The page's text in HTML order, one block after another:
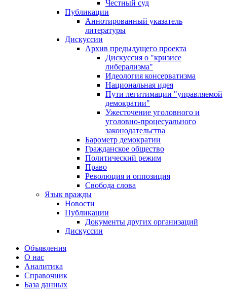
Честный суд
Публикации
Аннотированный указатель
литературы
Дискуссии
Архив предыдущего проекта
Дискуссия о "кризисе
либерализма"
Идеология консерватизма
Национальная идея
Пути легитимации "управляемой
демократии"
Ужесточение уголовного и
уголовно-процесуального
законодательства
Барометр демократии
Гражданское общество
Политический режим
Право
Революция и оппозиция
Свобода слова
Язык вражды
Новости
Публикации
Документы других организаций
Дискуссии
Объявления
О нас
Аналитика
Справочник
База данных